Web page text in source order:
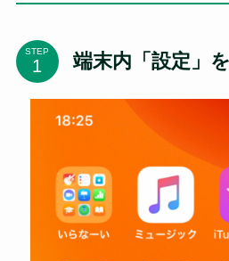
STEP 端末内「設定」